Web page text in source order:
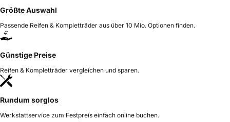
Größte Auswahl
Passende Reifen & Kompletträder aus über 10 Mio. Optionen finden.
Günstige Preise
Reifen & Kompletträder vergleichen und sparen.
Rundum sorglos
Werkstattservice zum Festpreis einfach online buchen.